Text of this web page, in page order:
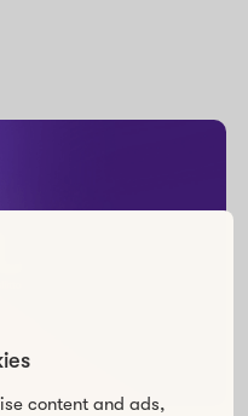
content and ads,